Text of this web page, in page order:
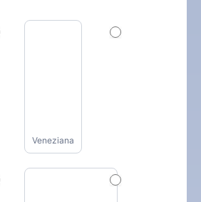
Veneziana